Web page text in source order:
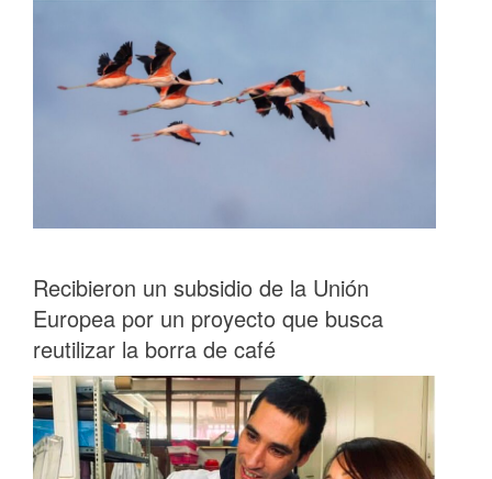
Recibieron un subsidio de la Unión
Europea por un proyecto que busca
reutilizar la borra de café